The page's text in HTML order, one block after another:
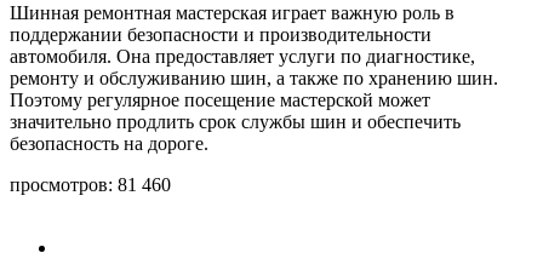
Шинная ремонтная мастерская играет важную роль в
поддержании безопасности и производительности
автомобиля. Она предоставляет услуги по диагностике,
ремонту и обслуживанию шин, а также по хранению шин.
Поэтому регулярное посещение мастерской может
значительно продлить срок службы шин и обеспечить
безопасность на дороге.
просмотров: 81 460